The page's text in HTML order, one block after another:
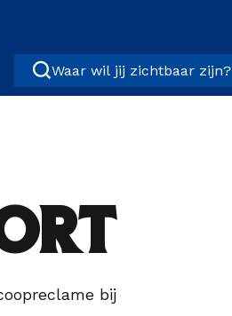
Waar wil jij zichtbaar zijn?
bij